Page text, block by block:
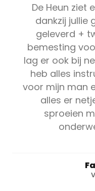
De Heun ziet
dankzij jullie
geleverd +
bemesting
lag er ook bij
heb alles
voor mijn man
alles er
sproeien